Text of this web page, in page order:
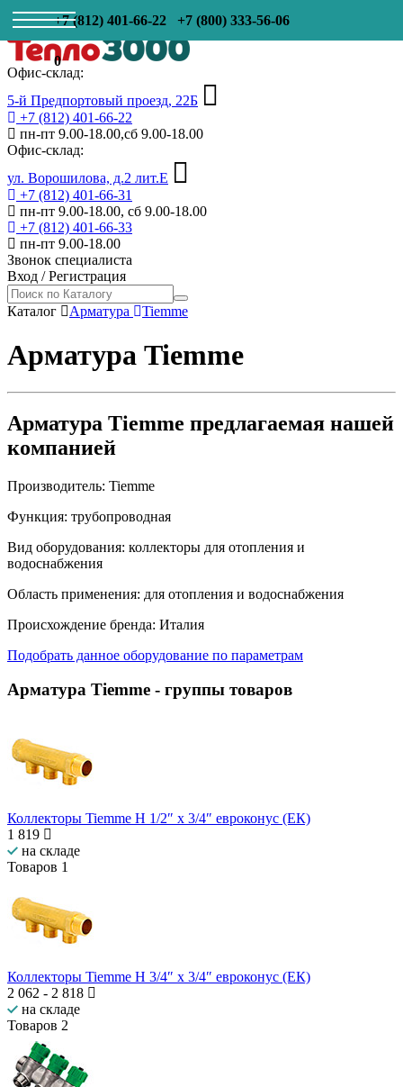
+7 (812) 401-66-22 +7 (800) 333-56-06
0
Офис-склад:
5-й Предпортовый проезд, 22Б
+7 (812) 401-66-22
пн-пт 9.00-18.00,сб 9.00-18.00
Офис-склад:
ул. Ворошилова, д.2 лит.Е
+7 (812) 401-66-31
пн-пт 9.00-18.00, сб 9.00-18.00
+7 (812) 401-66-33
пн-пт 9.00-18.00
Звонок специалиста
Вход /Регистрация
Каталог Арматура Tiemme
Арматура Tiemme
Арматура Tiemme предлагаемая нашей
компанией
Производитель: Tiemme
Функция: трубопроводная
Вид оборудования: коллекторы для отопления и
водоснабжения
Область применения: для отопления и водоснабжения
Происхождение бренда: Италия
Подобрать данное оборудование по параметрам
Арматура Tiemme - группы товаров
Коллекторы Tiemme H 1/2″ x 3/4″ евроконус (ЕК)
1 819
на складе
Товаров 1
Коллекторы Tiemme H 3/4″ x 3/4″ евроконус (ЕК)
2 062 - 2 818
на складе
Товаров 2